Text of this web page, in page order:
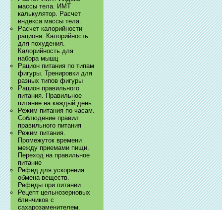
массы тела. ИМТ
калькулятор. Расчет
индекса массы тела.
Расчет калорийности
рациона. Калорийность
для похудения.
Калорийность для
набора мышц
Рацион питания по типам
фигуры. Тренировки для
разных типов фигуры
Рацион правильного
питания. Правильное
питание на каждый день.
Режим питания по часам.
Соблюдение правил
правильного питания
Режим питания.
Промежуток времени
между приемами пищи.
Переход на правильное
питание
Рефид для ускорения
обмена веществ.
Рефиды при питании
Рецепт цельнозерновых
блинчиков с
сахарозаменителем.